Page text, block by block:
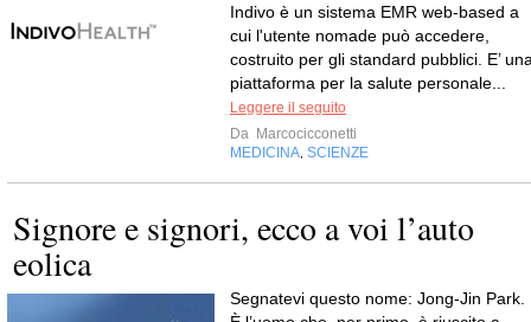
Indivo è un sistema EMR web-based a
cui l'utente nomade può accedere,
costruito per gli standard pubblici. E’
piattaforma per la salute personale...
Leggere il seguito
Da Marcocicconetti
MEDICINA SCIENZE
Signore e signori, ecco a voi l’auto
eolica
Segnatevi questo nome: Jong-Jin Park.